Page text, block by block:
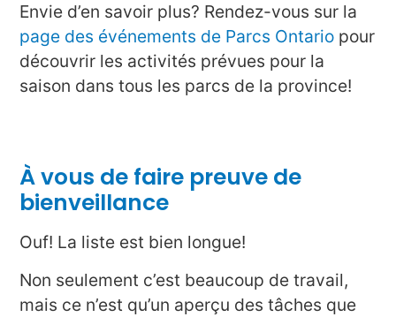
Envie d’en savoir plus? Rendez-vous sur la
page des événements de Parcs Ontario pour
découvrir les activités prévues pour la
saison dans tous les parcs de la province!
À vous de faire preuve de
bienveillance
Ouf! La liste est bien longue!
Non seulement c’est beaucoup de travail,
mais ce n’est qu’un aperçu des tâches que